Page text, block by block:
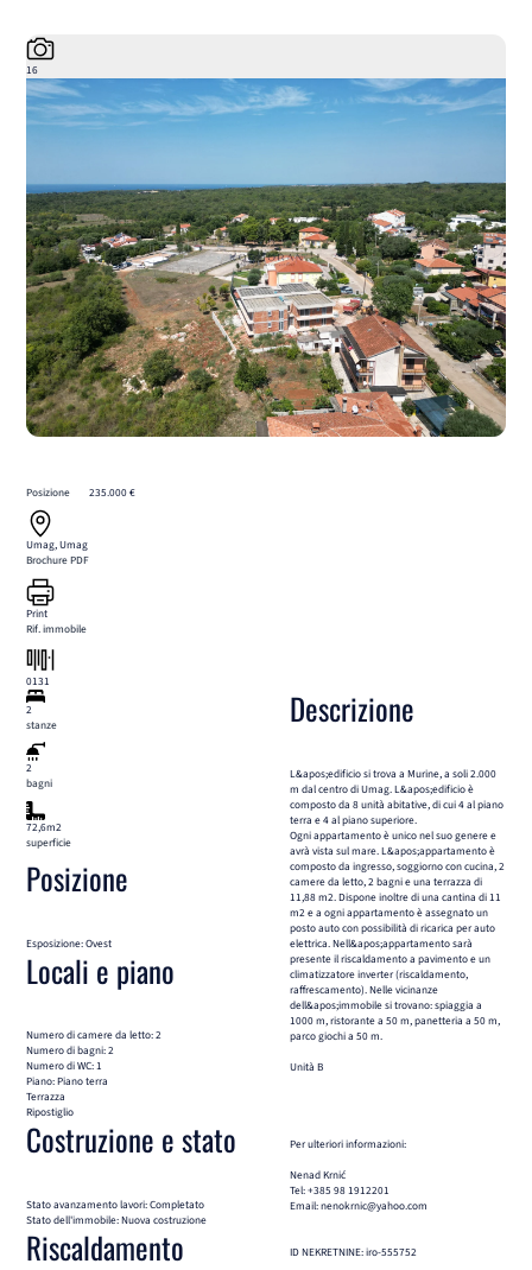
16
Posizione
Umag, Umag
Brochure PDF
Print
Rif. immobile
0131
235.000 €
2
stanze
2
bagni
72,6m2
superficie
Posizione
Esposizione: Ovest
Locali e piano
Numero di camere da letto: 2
Numero di bagni: 2
Numero di WC: 1
Piano: Piano terra
Terrazza
Ripostiglio
Costruzione e stato
Stato avanzamento lavori: Completato
Stato dell'immobile: Nuova costruzione
Riscaldamento
Descrizione
L&apos;edificio si trova a Murine, a soli 2.000
m dal centro di Umag. L&apos;edificio è
composto da 8 unità abitative, di cui 4 al piano
terra e 4 al piano superiore.
Ogni appartamento è unico nel suo genere e
avrà vista sul mare. L&apos;appartamento è
composto da ingresso, soggiorno con cucina, 2
camere da letto, 2 bagni e una terrazza di
11,88 m2. Dispone inoltre di una cantina di 11
m2 e a ogni appartamento è assegnato un
posto auto con possibilità di ricarica per auto
elettrica. Nell&apos;appartamento sarà
presente il riscaldamento a pavimento e un
climatizzatore inverter (riscaldamento,
raffrescamento). Nelle vicinanze
dell&apos;immobile si trovano: spiaggia a
1000 m, ristorante a 50 m, panetteria a 50 m,
parco giochi a 50 m.
Unità B
Per ulteriori informazioni:
Nenad Krnić
Tel: +385 98 1912201
Email: nenokrnic@yahoo.com
ID NEKRETNINE: iro-555752